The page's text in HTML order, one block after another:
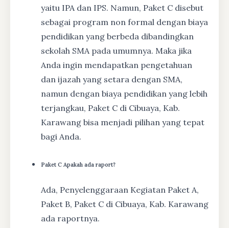
yaitu IPA dan IPS. Namun, Paket C disebut
sebagai program non formal dengan biaya
pendidikan yang berbeda dibandingkan
sekolah SMA pada umumnya. Maka jika
Anda ingin mendapatkan pengetahuan
dan ijazah yang setara dengan SMA,
namun dengan biaya pendidikan yang lebih
terjangkau, Paket C di Cibuaya, Kab.
Karawang bisa menjadi pilihan yang tepat
bagi Anda.
Paket C Apakah ada raport?
Ada, Penyelenggaraan Kegiatan Paket A,
Paket B, Paket C di Cibuaya, Kab. Karawang
ada raportnya.